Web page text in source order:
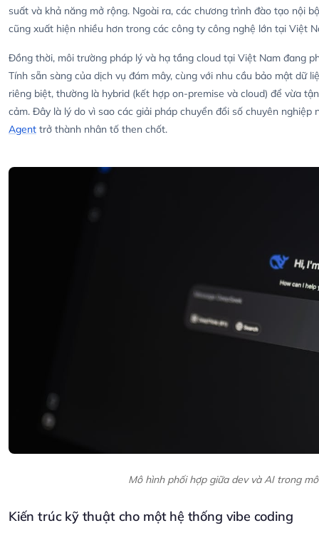
suất và khả năng mở rộng. Ngoài ra, các chương trình đào tạo nội
cũng xuất hiện nhiều hơn trong các công ty công nghệ lớn tại Việt
Đồng thời, môi trường pháp lý và hạ tầng cloud tại Việt Nam đang
Tính sẵn sàng của dịch vụ đám mây, cùng với nhu cầu bảo mật dữ
riêng biệt, thường là hybrid (kết hợp on-premise và cloud) để vừa
cảm. Đây là lý do vì sao các giải pháp chuyển đổi số chuyên nghiệp
Agent trở thành nhân tố then chốt.
Mô hình phối hợp giữa dev và AI trong
Kiến trúc kỹ thuật cho một hệ thống vibe coding